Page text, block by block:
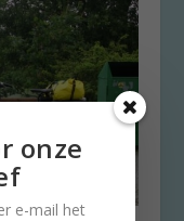
onze
e-mail het